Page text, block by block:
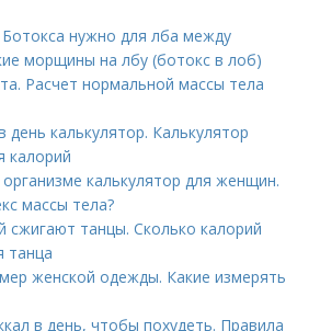
нужно для лба между
морщины на лбу (ботокс в лоб)
Расчет нормальной массы тела
день калькулятор. Калькулятор
калорий
калькулятор для женщин.
массы тела?
сжигают танцы. Сколько калорий
танца
женской одежды. Какие измерять
в день, чтобы похудеть. Правила